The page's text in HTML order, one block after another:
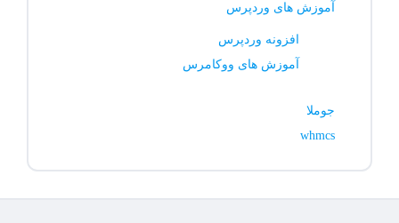
آموزش های وردپرس
افزونه وردپرس
آموزش های ووکامرس
جوملا
whmcs